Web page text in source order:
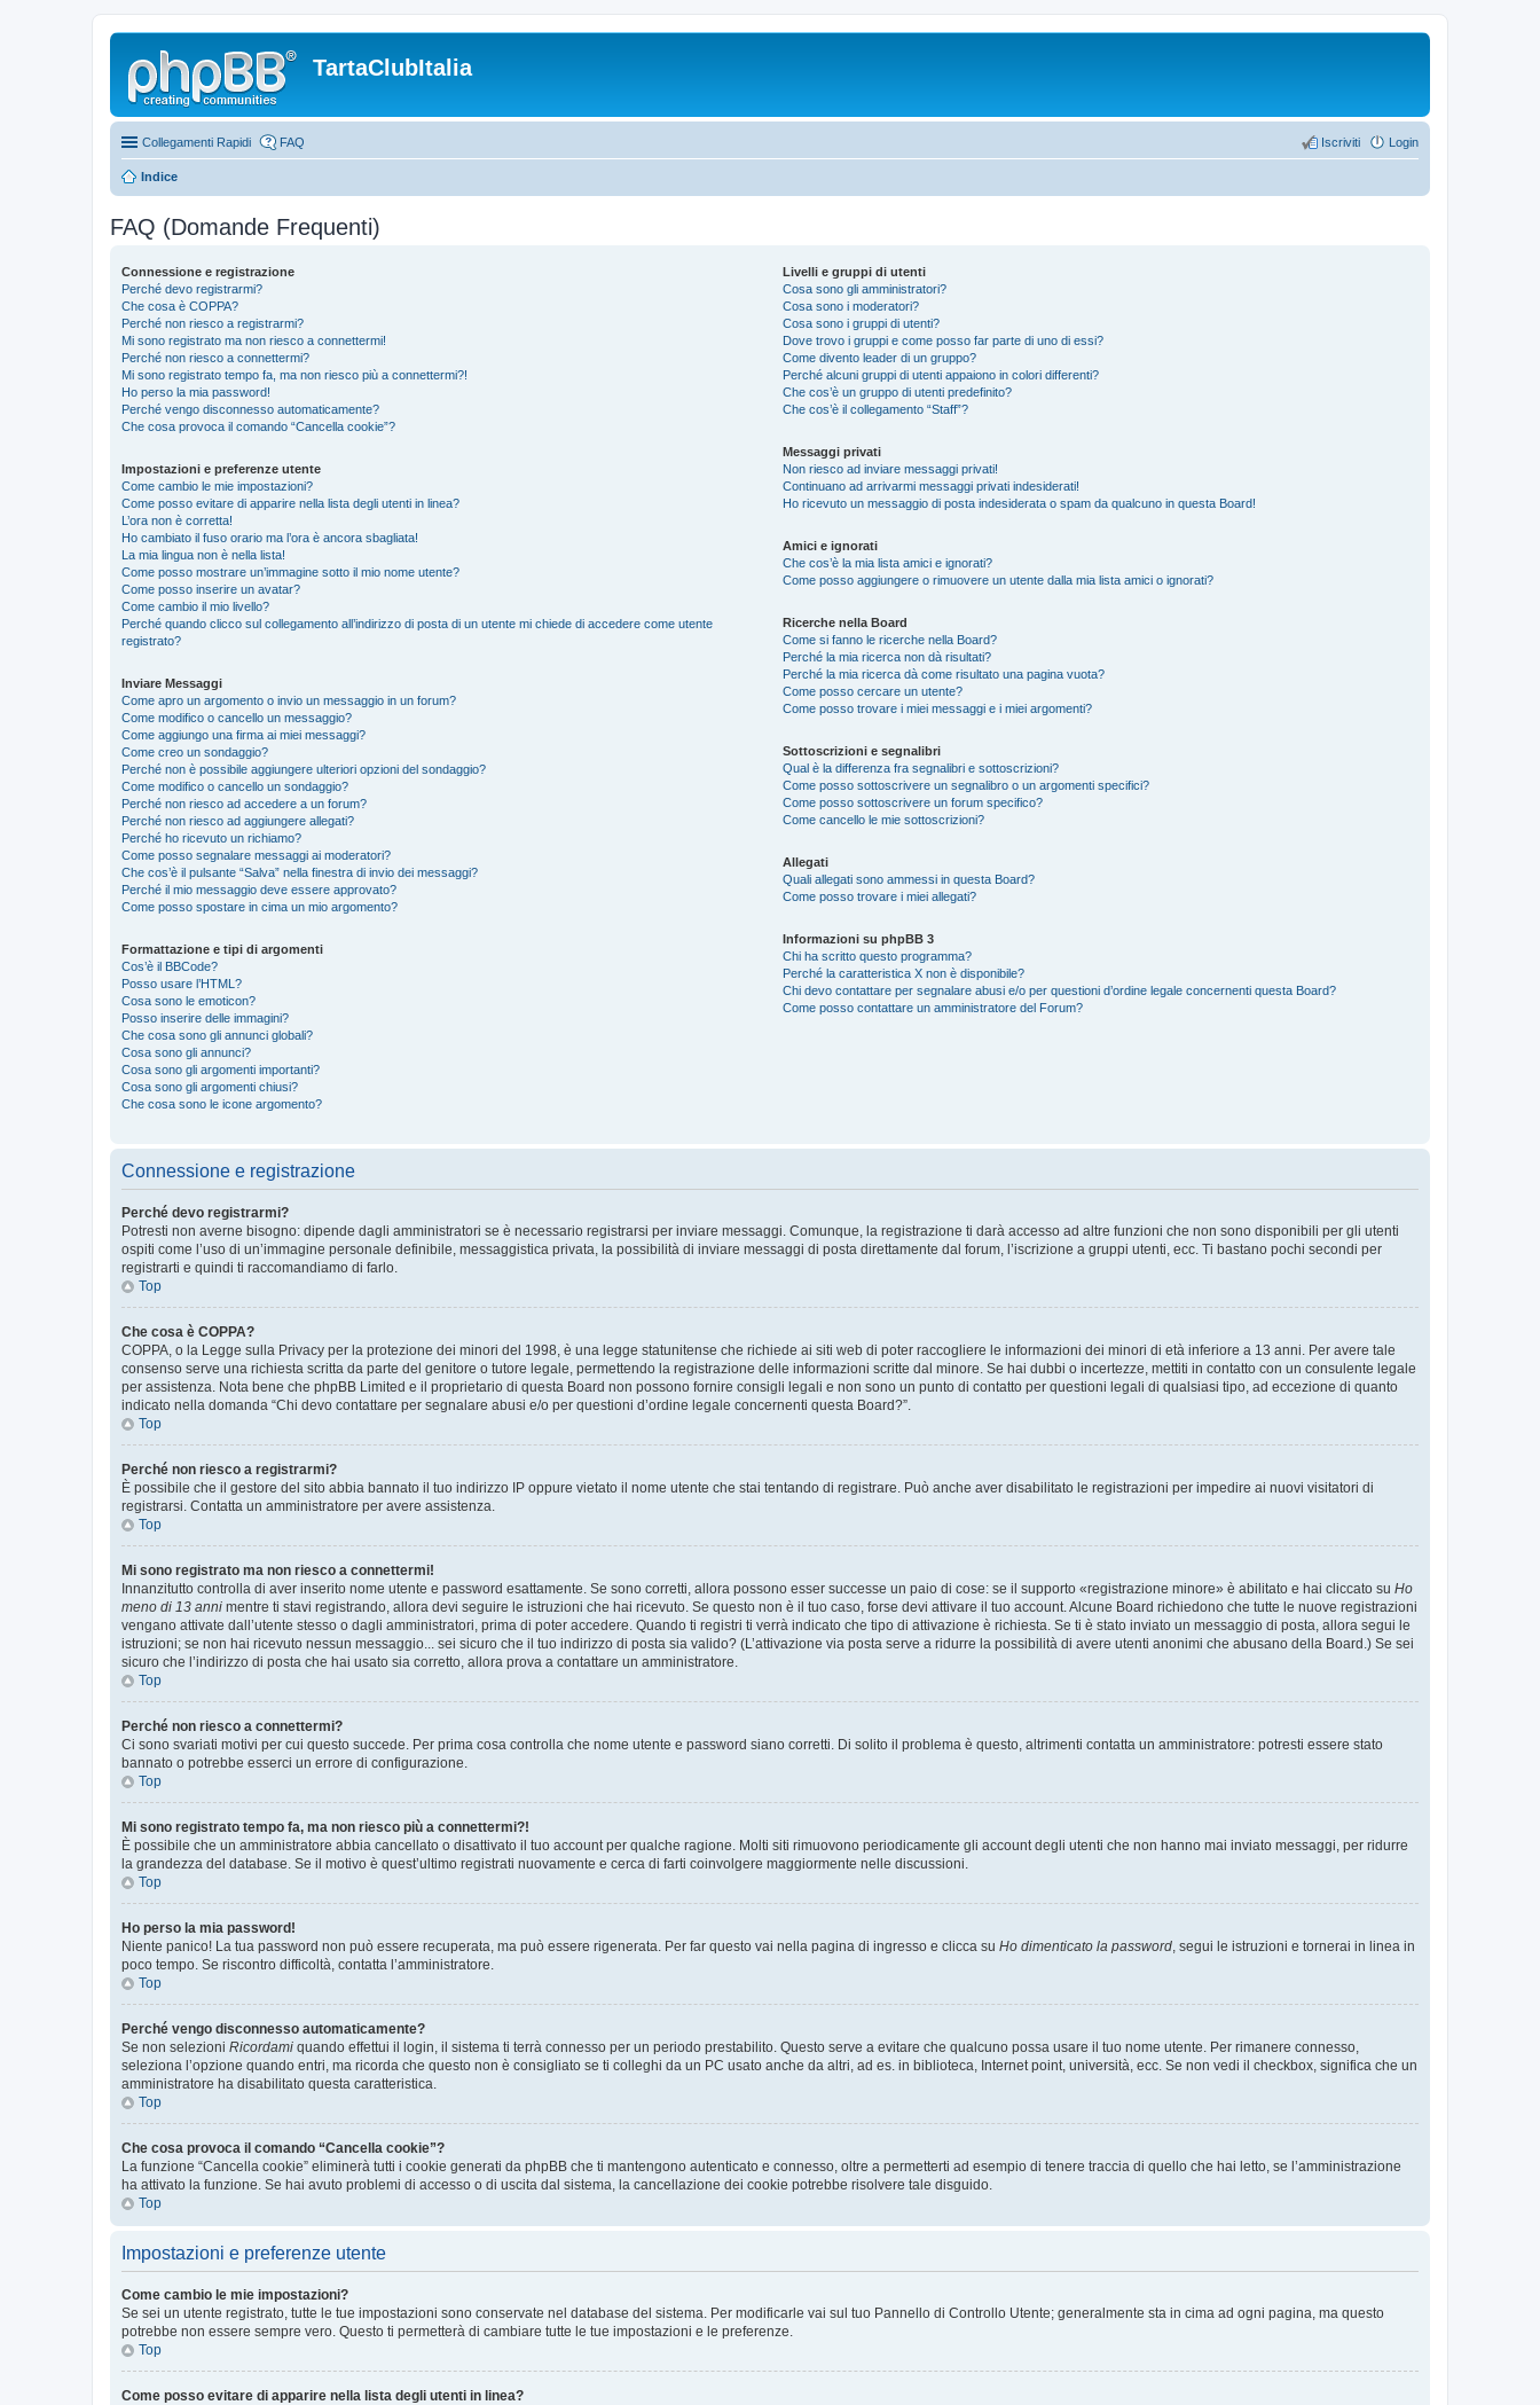
TartaClubItalia
Collegamenti Rapidi FAQ Login
Iscriviti
Indice
FAQ (Domande Frequenti)
Connessione e registrazione
Perché devo registrarmi?
Che cosa è COPPA?
Perché non riesco a registrarmi?
Mi sono registrato ma non riesco a connettermi!
Perché non riesco a connettermi?
Mi sono registrato tempo fa, ma non riesco più a connettermi?!
Ho perso la mia password!
Perché vengo disconnesso automaticamente?
Che cosa provoca il comando “Cancella cookie”?
Impostazioni e preferenze utente
Come cambio le mie impostazioni?
Come posso evitare di apparire nella lista degli utenti in linea?
L’ora non è corretta!
Ho cambiato il fuso orario ma l’ora è ancora sbagliata!
La mia lingua non è nella lista!
Come posso mostrare un’immagine sotto il mio nome utente?
Come posso inserire un avatar?
Come cambio il mio livello?
Perché quando clicco sul collegamento all’indirizzo di posta di un utente mi chiede di accedere come utente
registrato?
Inviare Messaggi
Come apro un argomento o invio un messaggio in un forum?
Come modifico o cancello un messaggio?
Come aggiungo una firma ai miei messaggi?
Come creo un sondaggio?
Perché non è possibile aggiungere ulteriori opzioni del sondaggio?
Come modifico o cancello un sondaggio?
Perché non riesco ad accedere a un forum?
Perché non riesco ad aggiungere allegati?
Perché ho ricevuto un richiamo?
Come posso segnalare messaggi ai moderatori?
Che cos’è il pulsante “Salva” nella finestra di invio dei messaggi?
Perché il mio messaggio deve essere approvato?
Come posso spostare in cima un mio argomento?
Formattazione e tipi di argomenti
Cos’è il BBCode?
Posso usare l’HTML?
Cosa sono le emoticon?
Posso inserire delle immagini?
Che cosa sono gli annunci globali?
Cosa sono gli annunci?
Cosa sono gli argomenti importanti?
Cosa sono gli argomenti chiusi?
Che cosa sono le icone argomento?
Livelli e gruppi di utenti
Cosa sono gli amministratori?
Cosa sono i moderatori?
Cosa sono i gruppi di utenti?
Dove trovo i gruppi e come posso far parte di uno di essi?
Come divento leader di un gruppo?
Perché alcuni gruppi di utenti appaiono in colori differenti?
Che cos’è un gruppo di utenti predefinito?
Che cos’è il collegamento “Staff”?
Messaggi privati
Non riesco ad inviare messaggi privati!
Continuano ad arrivarmi messaggi privati indesiderati!
Ho ricevuto un messaggio di posta indesiderata o spam da qualcuno in questa Board!
Amici e ignorati
Che cos’è la mia lista amici e ignorati?
Come posso aggiungere o rimuovere un utente dalla mia lista amici o ignorati?
Ricerche nella Board
Come si fanno le ricerche nella Board?
Perché la mia ricerca non dà risultati?
Perché la mia ricerca dà come risultato una pagina vuota?
Come posso cercare un utente?
Come posso trovare i miei messaggi e i miei argomenti?
Sottoscrizioni e segnalibri
Qual è la differenza fra segnalibri e sottoscrizioni?
Come posso sottoscrivere un segnalibro o un argomenti specifici?
Come posso sottoscrivere un forum specifico?
Come cancello le mie sottoscrizioni?
Allegati
Quali allegati sono ammessi in questa Board?
Come posso trovare i miei allegati?
Informazioni su phpBB 3
Chi ha scritto questo programma?
Perché la caratteristica X non è disponibile?
Chi devo contattare per segnalare abusi e/o per questioni d’ordine legale concernenti questa Board?
Come posso contattare un amministratore del Forum?
Connessione e registrazione
Perché devo registrarmi?
Potresti non averne bisogno: dipende dagli amministratori se è necessario registrarsi per inviare messaggi. Comunque, la registrazione ti darà accesso ad altre funzioni che non sono disponibili per gli utenti
ospiti come l’uso di un’immagine personale definibile, messaggistica privata, la possibilità di inviare messaggi di posta direttamente dal forum, l’iscrizione a gruppi utenti, ecc. Ti bastano pochi secondi per
registrarti e quindi ti raccomandiamo di farlo.
Top
Che cosa è COPPA?
COPPA, o la Legge sulla Privacy per la protezione dei minori del 1998, è una legge statunitense che richiede ai siti web di poter raccogliere le informazioni dei minori di età inferiore a 13 anni. Per avere tale
consenso serve una richiesta scritta da parte del genitore o tutore legale, permettendo la registrazione delle informazioni scritte dal minore. Se hai dubbi o incertezze, mettiti in contatto con un consulente legale
per assistenza. Nota bene che phpBB Limited e il proprietario di questa Board non possono fornire consigli legali e non sono un punto di contatto per questioni legali di qualsiasi tipo, ad eccezione di quanto
indicato nella domanda “Chi devo contattare per segnalare abusi e/o per questioni d’ordine legale concernenti questa Board?”.
Top
Perché non riesco a registrarmi?
È possibile che il gestore del sito abbia bannato il tuo indirizzo IP oppure vietato il nome utente che stai tentando di registrare. Può anche aver disabilitato le registrazioni per impedire ai nuovi visitatori di
registrarsi. Contatta un amministratore per avere assistenza.
Top
Mi sono registrato ma non riesco a connettermi!
Innanzitutto controlla di aver inserito nome utente e password esattamente. Se sono corretti, allora possono esser successe un paio di cose: se il supporto «registrazione minore» è abilitato e hai cliccato su Ho
meno di 13 anni mentre ti stavi registrando, allora devi seguire le istruzioni che hai ricevuto. Se questo non è il tuo caso, forse devi attivare il tuo account. Alcune Board richiedono che tutte le nuove registrazioni
vengano attivate dall’utente stesso o dagli amministratori, prima di poter accedere. Quando ti registri ti verrà indicato che tipo di attivazione è richiesta. Se ti è stato inviato un messaggio di posta, allora segui le
istruzioni; se non hai ricevuto nessun messaggio... sei sicuro che il tuo indirizzo di posta sia valido? (L’attivazione via posta serve a ridurre la possibilità di avere utenti anonimi che abusano della Board.) Se sei
sicuro che l’indirizzo di posta che hai usato sia corretto, allora prova a contattare un amministratore.
Top
Perché non riesco a connettermi?
Ci sono svariati motivi per cui questo succede. Per prima cosa controlla che nome utente e password siano corretti. Di solito il problema è questo, altrimenti contatta un amministratore: potresti essere stato
bannato o potrebbe esserci un errore di configurazione.
Top
Mi sono registrato tempo fa, ma non riesco più a connettermi?!
È possibile che un amministratore abbia cancellato o disattivato il tuo account per qualche ragione. Molti siti rimuovono periodicamente gli account degli utenti che non hanno mai inviato messaggi, per ridurre
la grandezza del database. Se il motivo è quest’ultimo registrati nuovamente e cerca di farti coinvolgere maggiormente nelle discussioni.
Top
Ho perso la mia password!
Niente panico! La tua password non può essere recuperata, ma può essere rigenerata. Per far questo vai nella pagina di ingresso e clicca su Ho dimenticato la password, segui le istruzioni e tornerai in linea in
poco tempo. Se riscontro difficoltà, contatta l’amministratore.
Top
Perché vengo disconnesso automaticamente?
Se non selezioni Ricordami quando effettui il login, il sistema ti terrà connesso per un periodo prestabilito. Questo serve a evitare che qualcuno possa usare il tuo nome utente. Per rimanere connesso,
seleziona l’opzione quando entri, ma ricorda che questo non è consigliato se ti colleghi da un PC usato anche da altri, ad es. in biblioteca, Internet point, università, ecc. Se non vedi il checkbox, significa che un
amministratore ha disabilitato questa caratteristica.
Top
Che cosa provoca il comando “Cancella cookie”?
La funzione “Cancella cookie” eliminerà tutti i cookie generati da phpBB che ti mantengono autenticato e connesso, oltre a permetterti ad esempio di tenere traccia di quello che hai letto, se l’amministrazione
ha attivato la funzione. Se hai avuto problemi di accesso o di uscita dal sistema, la cancellazione dei cookie potrebbe risolvere tale disguido.
Top
Impostazioni e preferenze utente
Come cambio le mie impostazioni?
Se sei un utente registrato, tutte le tue impostazioni sono conservate nel database del sistema. Per modificarle vai sul tuo Pannello di Controllo Utente; generalmente sta in cima ad ogni pagina, ma questo
potrebbe non essere sempre vero. Questo ti permetterà di cambiare tutte le tue impostazioni e le preferenze.
Top
Come posso evitare di apparire nella lista degli utenti in linea?